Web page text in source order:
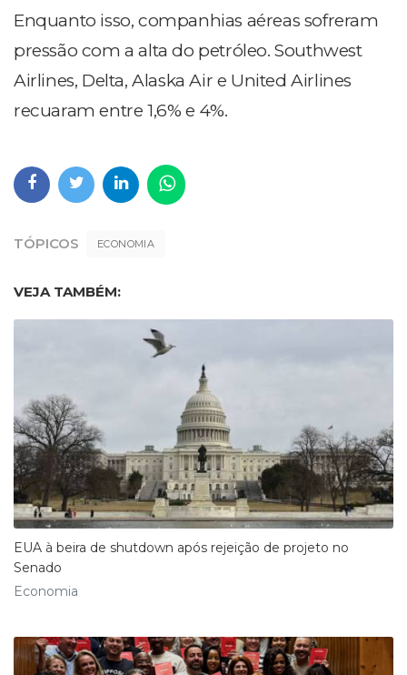
Enquanto isso, companhias aéreas sofreram
pressão com a alta do petróleo. Southwest
Airlines, Delta, Alaska Air e United Airlines
recuaram entre 1,6% e 4%.
TÓPICOS ECONOMIA
VEJA TAMBÉM:
EUA à beira de shutdown após rejeição de projeto no
Senado
Economia